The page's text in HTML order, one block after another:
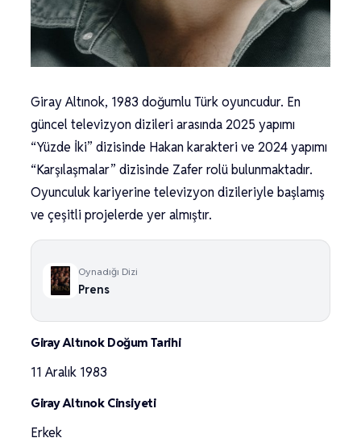
Giray Altınok, 1983 doğumlu Türk oyuncudur. En
güncel televizyon dizileri arasında 2025 yapımı
“Yüzde İki” dizisinde Hakan karakteri ve 2024 yapımı
“Karşılaşmalar” dizisinde Zafer rolü bulunmaktadır.
Oyunculuk kariyerine televizyon dizileriyle başlamış
ve çeşitli projelerde yer almıştır.
Oynadığı Dizi
Prens
Giray Altınok Doğum Tarihi
11 Aralık 1983
Giray Altınok Cinsiyeti
Erkek